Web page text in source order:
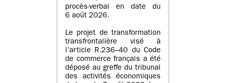
procès-verbal en date du
6 août 2026.
Le projet de transformation
transfrontalière visé à
l’article R.236–40 du Code
de commerce français a été
déposé au greffe du tribunal
des activités économiques